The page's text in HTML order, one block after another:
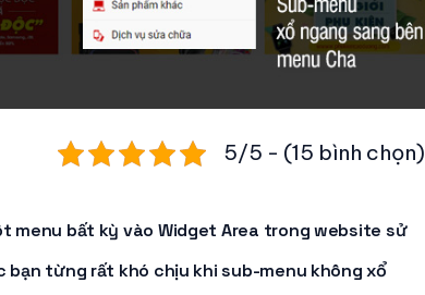
5/5 - (15 bình chọn)
menu bất kỳ vào Widget Area trong website sử
bạn từng rất khó chịu khisub-menu không xổ